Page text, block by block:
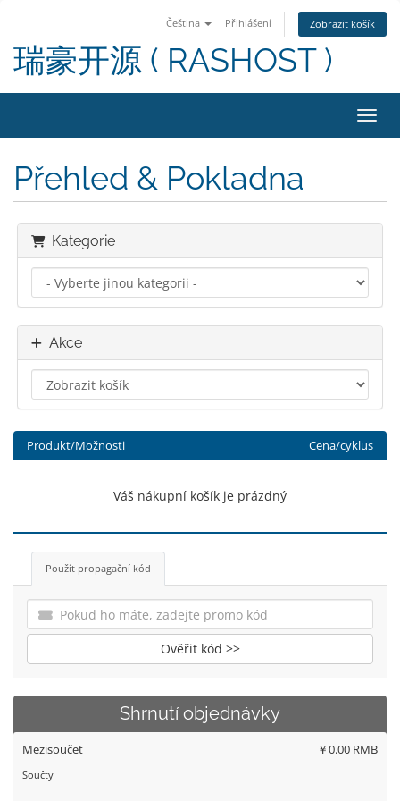
Čeština Přihlášení Zobrazit košík
瑞豪开源 ( RASHOST )
Přehled & Pokladna
Kategorie
Akce
Produkt/Možnosti Cena/cyklus
Váš nákupní košík je prázdný
Použít propagační kód
Ověřit kód >>
Shrnutí objednávky
Mezisoučet ￥0.00 RMB
Součty